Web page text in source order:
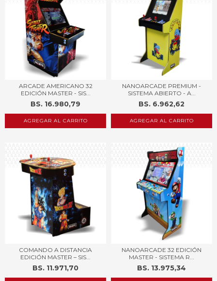
ARCADE AMERICANO 32
EDICIÓN MASTER - SIS...
BS. 16.980,79
AGREGAR AL CARRITO
NANOARCADE PREMIUM -
SISTEMA ABIERTO - A...
BS. 6.962,62
AGREGAR AL CARRITO
COMANDO A DISTANCIA
EDICIÓN MASTER – SIS...
BS. 11.971,70
NANOARCADE 32 EDICIÓN
MASTER - SISTEMA R...
BS. 13.975,34